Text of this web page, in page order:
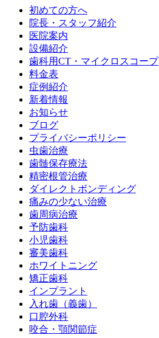
初めての方へ
院長・スタッフ紹介
医院案内
設備紹介
歯科用CT・マイクロスコープ
料金表
症例紹介
新着情報
お知らせ
ブログ
プライバシーポリシー
虫歯治療
歯髄保存療法
精密根管治療
ダイレクトボンディング
痛みの少ない治療
歯周病治療
予防歯科
小児歯科
審美歯科
ホワイトニング
矯正歯科
インプラント
入れ歯（義歯）
口腔外科
咬合・顎関節症